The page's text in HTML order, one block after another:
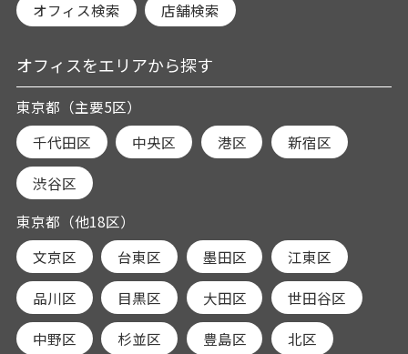
オフィス検索 店舗検索
オフィスをエリアから探す
東京都（主要5区）
千代田区
中央区 港区 新宿区
渋谷区
東京都（他18区）
文京区
台東区 墨田区 江東区
品川区 目黒区 大田区 世田谷区
中野区 杉並区 豊島区 北区